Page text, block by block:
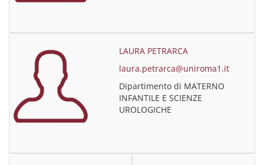
LAURA PETRARCA
laura.petrarca@uniroma1.it
Dipartimento di MATERNO
INFANTILE E SCIENZE
UROLOGICHE